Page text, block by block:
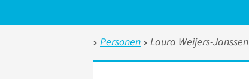
Personen Laura Weijers-Janssen